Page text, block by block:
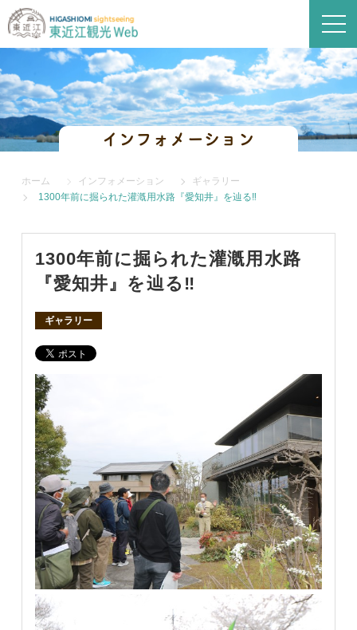
インフォメーション
ホーム インフォメーション
ギャラリー
1300年前に掘られた灌漑用水路『愛知井』を辿る‼
1300年前に掘られた灌漑用水路
『愛知井』を辿る‼
ギャラリー